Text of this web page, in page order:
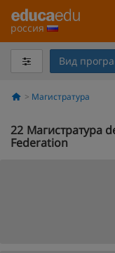
россия
Вид
Магистратура
22 Магистратура
Federation